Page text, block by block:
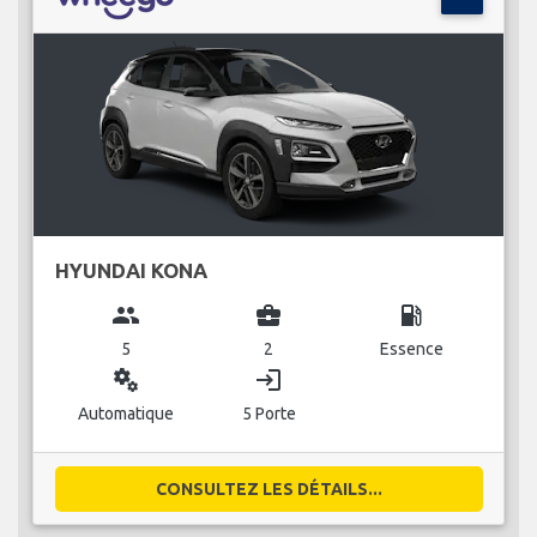
HYUNDAI KONA
group
5
business_center
2
local_gas_station
Essence
miscellaneous_services
Automatique
login
5 Porte
CONSULTEZ LES DÉTAILS...